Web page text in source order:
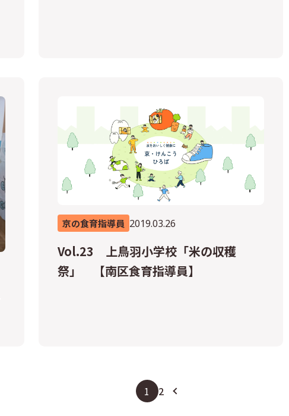
京の食育指導員 2019.03.26
Vol.23 上鳥羽小学校「米の収穫
祭」 【南区食育指導員】
1 2